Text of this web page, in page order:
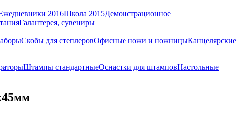
2016Школа 2015Демонстрационное
Галантерея, сувениры
Скобы для степлеровОфисные ножи и ножницыКанцелярские
Штампы стандартныеОснастки для штамповНастольные